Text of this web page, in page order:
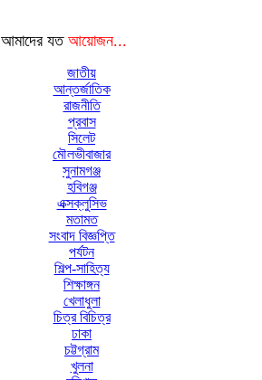
আমাদের যত আয়োজন...
জাতীয়
আন্তর্জাতিক
রাজনীতি
প্রবাস
সিলেট
মৌলভীবাজার
সুনামগঞ্জ
হবিগঞ্জ
এক্সক্লুসিভ
মতামত
সংবাদ বিজ্ঞপ্তি
পর্যটন
শিল্প-সাহিত্য
শিক্ষাঙ্গন
খেলাধুলা
চিত্র বিচিত্র
ঢাকা
চট্টগ্রাম
খুলনা